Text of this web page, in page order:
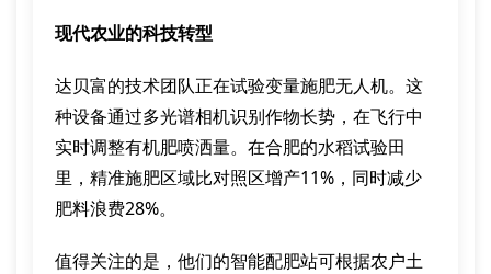
现代农业的科技转型
达贝富的技术团队正在试验变量施肥无人机。这
种设备通过多光谱相机识别作物长势，在飞行中
实时调整有机肥喷洒量。在合肥的水稻试验田
里，精准施肥区域比对照区增产11%，同时减少
肥料浪费28%。
值得关注的是，他们的智能配肥站可根据农户土